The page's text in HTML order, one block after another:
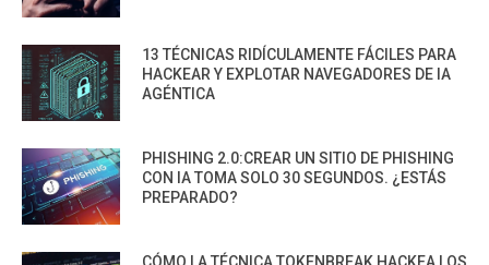
13 TÉCNICAS RIDÍCULAMENTE FÁCILES PARA
HACKEAR Y EXPLOTAR NAVEGADORES DE IA
AGÉNTICA
PHISHING 2.0:CREAR UN SITIO DE PHISHING
CON IA TOMA SOLO 30 SEGUNDOS. ¿ESTÁS
PREPARADO?
CÓMO LA TÉCNICA TOKENBREAK HACKEA LOS